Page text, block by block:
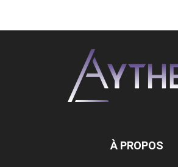
À PROPOS